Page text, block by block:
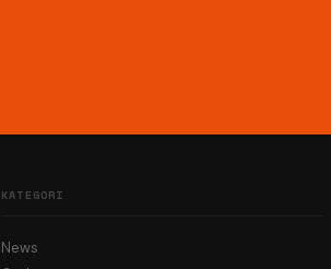
KATEGORI
News